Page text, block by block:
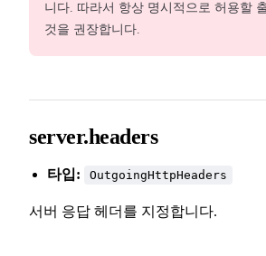
니다. 따라서 항상 명시적으로 허용할
것을 권장합니다.
server.headers
타입: OutgoingHttpHeaders
서버 응답 헤더를 지정합니다.